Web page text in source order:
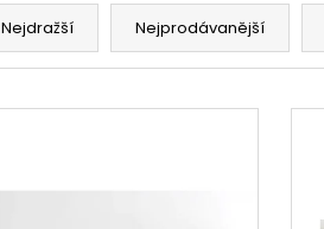
Nejdražší Nejprodávanější